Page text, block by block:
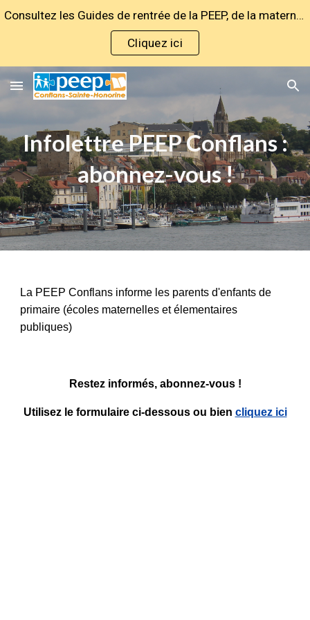
Consultez les Guides de rentrée de la PEEP, de la maternelle au lycée !
Cliquez ici
Infolettre PEEP Conflans :
abonnez-vous !
La PEEP Conflans informe les parents d'enfants de
primaire (écoles maternelles et élementaires
publiques)
Restez informés, abonnez-vous !
Utilisez le formulaire ci-dessous ou bien cliquez ici